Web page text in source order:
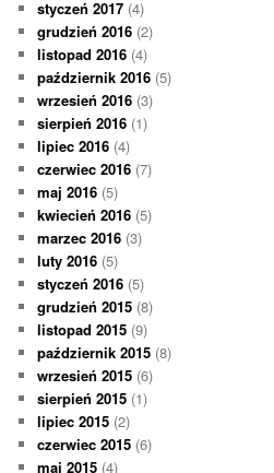
styczeń 2017 (4)
grudzień 2016 (2)
listopad 2016 (4)
październik 2016 (5)
wrzesień 2016 (3)
sierpień 2016 (1)
lipiec 2016 (4)
czerwiec 2016 (7)
maj 2016 (5)
kwiecień 2016 (5)
marzec 2016 (3)
luty 2016 (5)
styczeń 2016 (5)
grudzień 2015 (8)
listopad 2015 (9)
październik 2015 (8)
wrzesień 2015 (6)
sierpień 2015 (1)
lipiec 2015 (2)
czerwiec 2015 (6)
maj 2015 (4)